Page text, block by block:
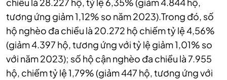
tương ứng giảm 1,12% so năm 2023).Trong đó, số
hộ nghèo đa chiều là 20.272 hộ chiếm tỷ lệ 4,56%
(giảm 4.397 hộ, tương ứng với tỷ lệ giảm 1,01% so
với năm 2023); số hộ cận nghèo đa chiều là 7.955
hộ, chiếm tỷ lệ 1,79% (giảm 447 hộ, tương ứng với